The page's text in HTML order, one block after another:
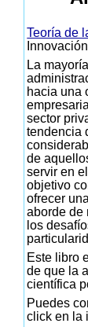
Teoría de
La
hacia una
sector
tendencia
de
servir en
objetivo
ofrecer
aborde de
los
Este libro
de que la
científica
Puedes
click en la